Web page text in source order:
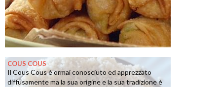
COUS COUS
Il Cous Cous è ormai conosciuto ed apprezzato
diffusamente ma la sua origine e la sua tradizione è